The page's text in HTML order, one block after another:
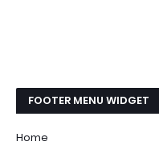
FOOTER MENU WIDGET
Home